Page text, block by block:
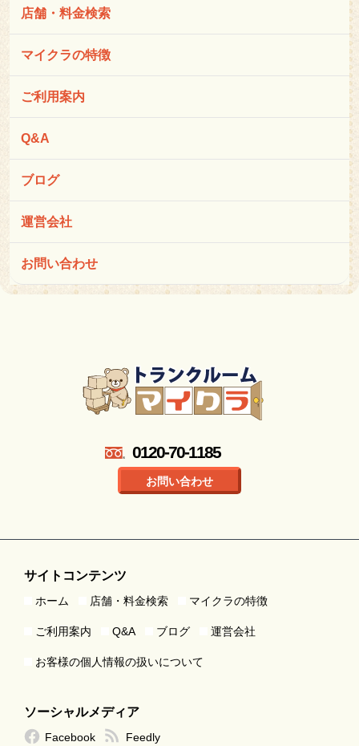
店舗・料金検索
マイクラの特徴
ご利用案内
Q&A
ブログ
運営会社
お問い合わせ
0120-70-1185
お問い合わせ
サイトコンテンツ
ホーム 店舗・料金検索 マイクラの特徴
ご利用案内 Q&A ブログ 運営会社
お客様の個人情報の扱いについて
ソーシャルメディア
Facebook Feedly